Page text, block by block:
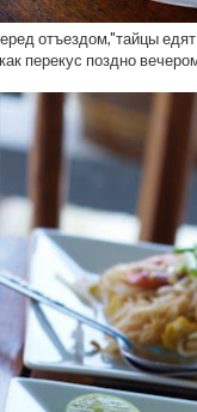
отъездом,"тайцы
перекус поздно